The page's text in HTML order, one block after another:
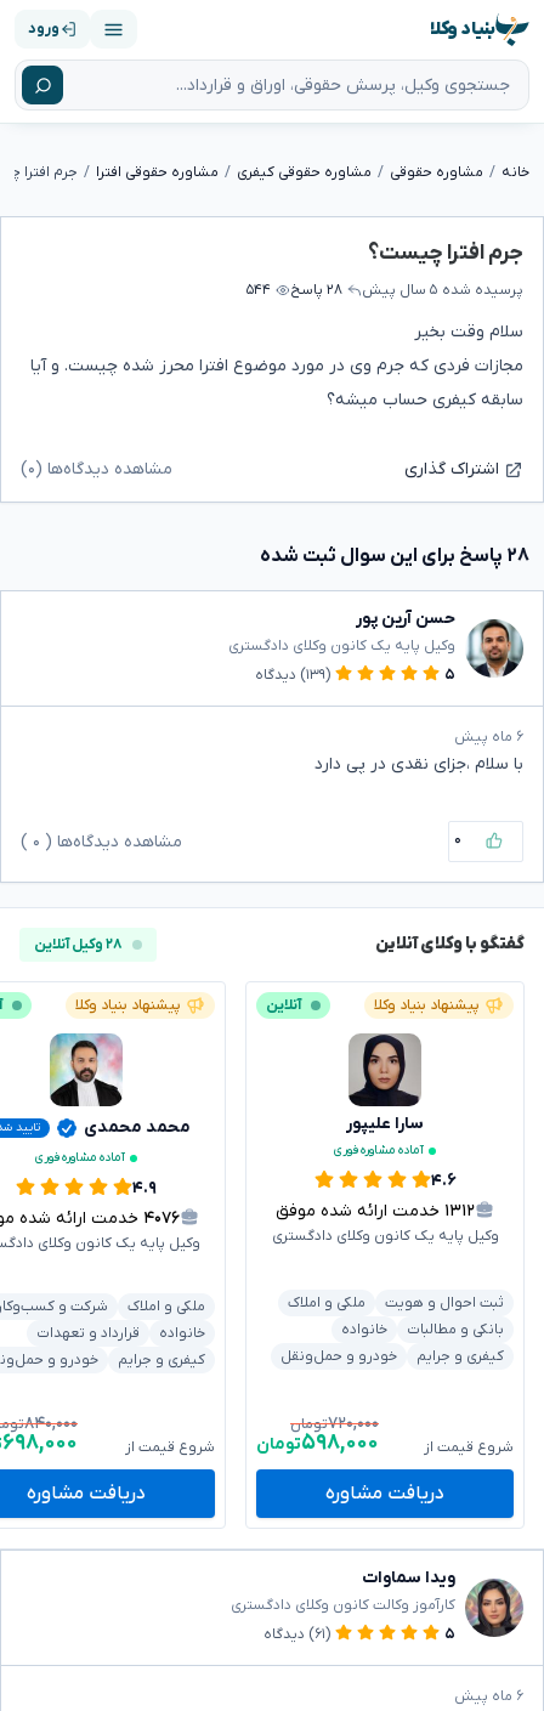
بنیاد وکلا ورود
خانه مشاوره حقوقی مشاوره حقوقی کیفری مشاوره حقوقی افترا جرم افترا
جرم افترا چیست؟
پرسیده شده ۵ سال پیش ۲۸ پاسخ ۵۴۴
سلام وقت بخیر
مجازات فردی که جرم وی در مورد موضوع افترا محرز شده چیست. و آیا
سابقه کیفری حساب میشه؟
اشتراک گذاری مشاهده دیدگاه‌ها (۰)
۲۸ پاسخ برای این سوال ثبت شده
حسن آرین پور
وکیل پایه یک کانون وکلای دادگستری
۵
(۱۳۹) دیدگاه
۶ ماه پیش
با سلام ،جزای نقدی در پی دارد
۰ مشاهده دیدگاه‌ها ( ۰
گفتگو با وکلای آنلاین ۲۸ وکیل آنلاین
پیشنهاد بنیاد وکلا آنلاین
سارا علیپور
آماده مشاوره فوری
۴.۶
۱۳۱۲ خدمت ارائه شده موفق
وکیل پایه یک کانون وکلای دادگستری
ثبت احوال و هویت
ملکی و املاک
بانکی و مطالبات
خانواده
کیفری و جرایم
خودرو و حمل‌ونقل
شروع قیمت از
۷۲۰,۰۰۰تومان
۵۹۸,۰۰۰تومان
دریافت مشاوره
پیشنهاد بنیاد وکلا
محمد محمدی
تایید
آماده مشاوره فوری
۴.۹
۴۰۷۶ خدمت ارائه شده موفق
وکیل پایه یک کانون وکلای
ملکی و املاک
شرکت و
خانواده
قرارداد و تعهدات
کیفری و جرایم
خودرو و
شروع قیمت از
۸۴۰,۰۰۰
۶۹۸,۰۰۰
دریافت مشاوره
ویدا سماوات
کارآموز وکالت کانون وکلای دادگستری
۵
(۶۱) دیدگاه
۶ ماه پیش